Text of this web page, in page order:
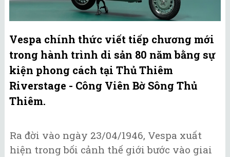
Vespa chính thức viết tiếp chương mới
trong hành trình di sản 80 năm bằng sự
kiện phong cách tại Thủ Thiêm
Riverstage - Công Viên Bờ Sông Thủ
Thiêm.
Ra đời vào ngày 23/04/1946, Vespa xuất
hiện trong bối cảnh thế giới bước vào giai